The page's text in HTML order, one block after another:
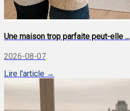
Une maison trop parfaite peut-elle ...
2026-08-07
Lire l'article →